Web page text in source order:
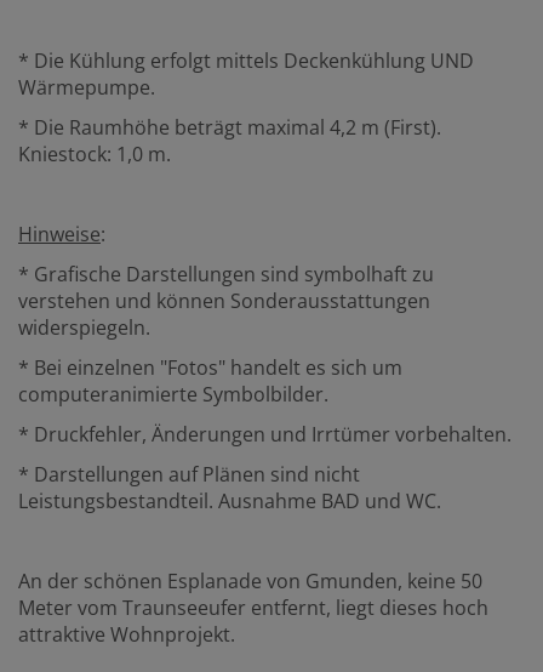
* Die Kühlung erfolgt mittels Deckenkühlung UND
Wärmepumpe.
* Die Raumhöhe beträgt maximal 4,2 m (First).
Kniestock: 1,0 m.
Hinweise:
* Grafische Darstellungen sind symbolhaft zu
verstehen und können Sonderausstattungen
widerspiegeln.
* Bei einzelnen "Fotos" handelt es sich um
computeranimierte Symbolbilder.
* Druckfehler, Änderungen und Irrtümer vorbehalten.
* Darstellungen auf Plänen sind nicht
Leistungsbestandteil. Ausnahme BAD und WC.
An der schönen Esplanade von Gmunden, keine 50
Meter vom Traunseeufer entfernt, liegt dieses hoch
attraktive Wohnprojekt.